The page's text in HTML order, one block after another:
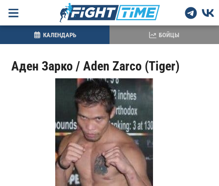
Аден Зарко / Aden Zarco (Tiger)
КАЛЕНДАРЬ БОЙЦЫ